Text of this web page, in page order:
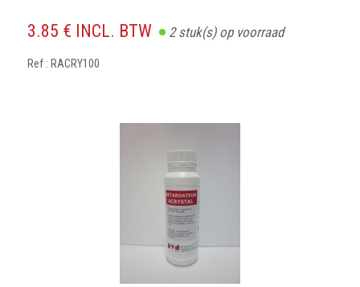
3.85 € INCL. BTW 2stuk(s) op voorraad
Ref : RACRY100